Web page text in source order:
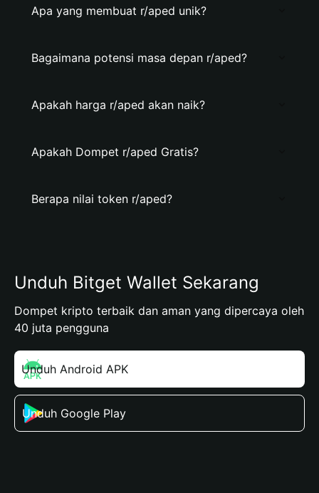
Apa yang membuat r/aped unik?
Bagaimana potensi masa depan r/aped?
Apakah harga r/aped akan naik?
Apakah Dompet r/aped Gratis?
Berapa nilai token r/aped?
Unduh Bitget Wallet Sekarang
Dompet kripto terbaik dan aman yang dipercaya oleh
40 juta pengguna
Unduh Android APK
Unduh Google Play